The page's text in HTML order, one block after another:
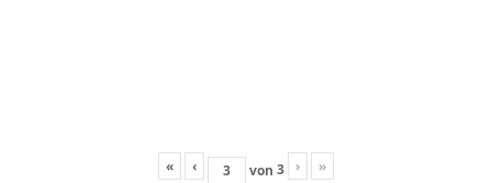
« ‹ von 3 › »